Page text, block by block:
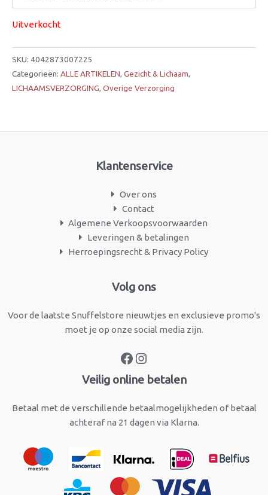
Uitverkocht
SKU: 4042873007225
Categorieën: ALLE ARTIKELEN, Gezicht & Lichaam,
LICHAAMSVERZORGING, Overige Verzorging
Klantenservice
Over ons
Contact
Algemene Verkoopsvoorwaarden
Leveringen & betalingen
Herroepingsrecht & Privacy Policy
Volg ons
Voor de laatste Snuffelstore nieuwtjes en exclusieve promo's
moet je op onze social media zijn.
Facebook
Veilig online betalen
Betaal met de verschillende betaalmogelijkheden of betaal
achteraf na 21 dagen via Klarna.